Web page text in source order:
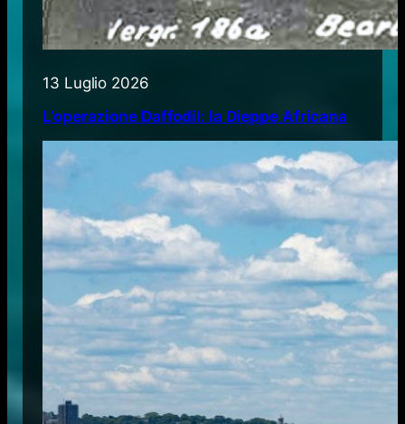
13 Luglio 2026
L’operazione Daffodil: la Dieppe Africana